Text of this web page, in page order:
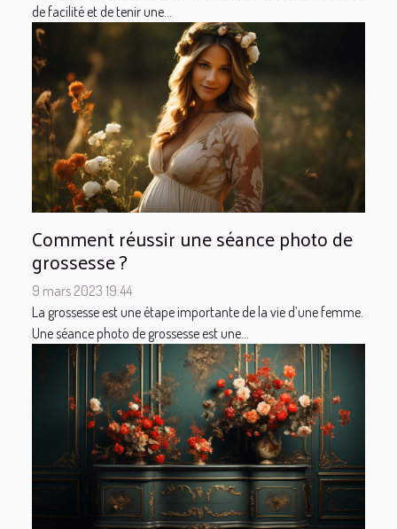
de facilité et de tenir une...
Comment réussir une séance photo de
grossesse ?
9 mars 2023 19:44
La grossesse est une étape importante de la vie d’une femme.
Une séance photo de grossesse est une...